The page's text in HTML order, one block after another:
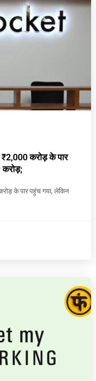
करोड़ के पार
करोड़;
के पार पहुंच गया, लेकिन